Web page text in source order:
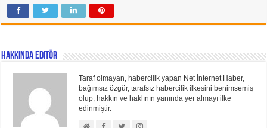
Hakkında Editör
Taraf olmayan, habercilik yapan Net İnternet Haber,
bağımsız özgür, tarafsız habercilik ilkesini benimsemiş
olup, hakkın ve haklının yanında yer almayı ilke
edinmiştir.